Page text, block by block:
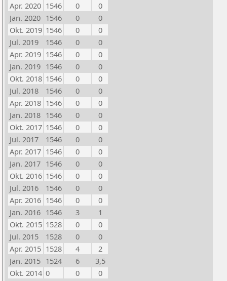
Apr. 2020 1546 0
0
Jan. 2020 1546 0
0
Okt. 2019 1546 0
0
Jul. 2019
1546 0
0
Apr. 2019 1546 0
0
Jan. 2019 1546 0
0
Okt. 2018 1546 0
0
Jul. 2018
1546 0
0
Apr. 2018 1546 0
0
Jan. 2018 1546 0
0
Okt. 2017 1546 0
0
Jul. 2017
1546 0
0
Apr. 2017 1546 0
0
Jan. 2017 1546 0
0
Okt. 2016 1546 0
0
Jul. 2016
1546 0
0
Apr. 2016 1546 0
0
Jan. 2016 1546 3
1
Okt. 2015 1528 0
0
Jul. 2015
1528 0
0
Apr. 2015 1528 4
2
Jan. 2015 1524 6
3,5
Okt. 2014 0 0
0